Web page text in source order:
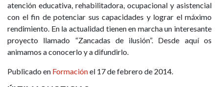
atención educativa, rehabilitadora, ocupacional y asistencial
con el fin de potenciar sus capacidades y lograr el máximo
rendimiento. En la actualidad tienen en marcha un interesante
proyecto llamado “Zancadas de ilusión”. Desde aquí os
animamos a conocerlo y a difundirlo.
Publicado en Formaciónel 17 de febrero de 2014.